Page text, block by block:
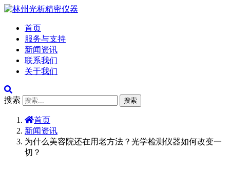
首页
服务与支持
新闻资讯
联系我们
关于我们
搜索 搜索
首页
新闻资讯
为什么美容院还在用老方法？光学检测仪器如何改变一
切？